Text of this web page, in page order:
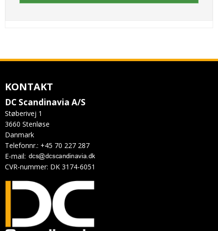
KONTAKT
DC Scandinavia A/S
Støberivej 1
3660 Stenløse
Danmark
Telefonnr.: +45 70 227 287
E-mail:
CVR-nummer: DK 3174-6051